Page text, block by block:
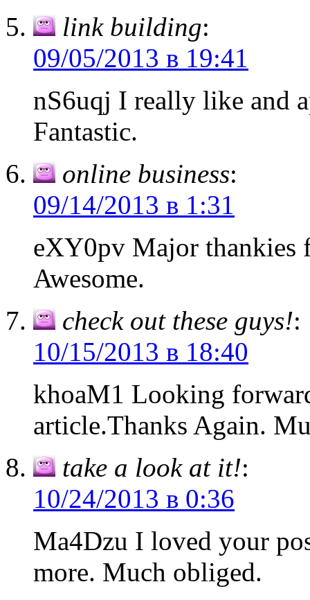
link building:
09/05/2013 в 19:41
nS6uqj I really like and
Fantastic.
online business:
09/14/2013 в 1:31
eXY0pv Major thankies
Awesome.
check out these guys!:
10/15/2013 в 18:40
khoaM1 Looking
article.Thanks Again.
take a look at it!:
10/24/2013 в 0:36
Ma4Dzu I loved your
more. Much obliged.